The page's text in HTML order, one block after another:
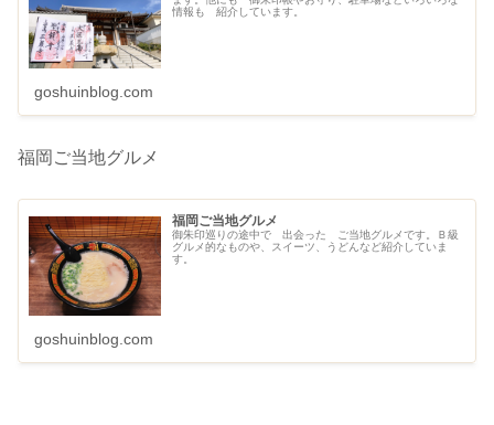
情報も 紹介しています。
goshuinblog.com
福岡ご当地グルメ
福岡ご当地グルメ
御朱印巡りの途中で 出会った ご当地グルメです。Ｂ級
グルメ的なものや、スイーツ、うどんなど紹介していま
す。
goshuinblog.com